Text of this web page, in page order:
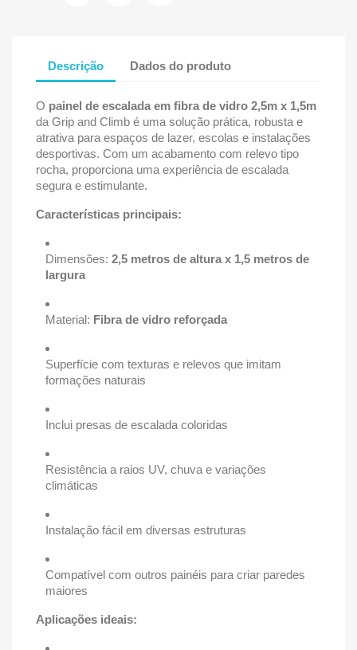
Descrição Dados do produto
O painel de escalada em fibra de vidro 2,5m x 1,5m
da Grip and Climb é uma solução prática, robusta e
atrativa para espaços de lazer, escolas e instalações
desportivas. Com um acabamento com relevo tipo
rocha, proporciona uma experiência de escalada
segura e estimulante.
Características principais:
Dimensões: 2,5 metros de altura x 1,5 metros de
largura
Material: Fibra de vidro reforçada
Superfície com texturas e relevos que imitam
formações naturais
Inclui presas de escalada coloridas
Resistência a raios UV, chuva e variações
climáticas
Instalação fácil em diversas estruturas
Compatível com outros painéis para criar paredes
maiores
Aplicações ideais: